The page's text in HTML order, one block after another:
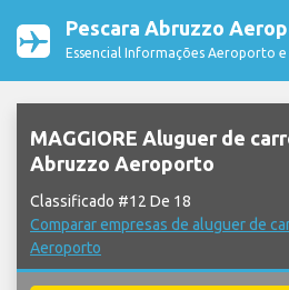
Pescara Abruzzo
Essencial Informações Aeroporto e
MAGGIORE Aluguer de
Abruzzo Aeroporto
Classificado #12 De 18
Comparar empresas de aluguer de
Aeroporto